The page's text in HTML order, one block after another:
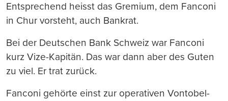
Entsprechend heisst das Gremium, dem Fanconi
in Chur vorsteht, auch Bankrat.
Bei der Deutschen Bank Schweiz war Fanconi
kurz Vize-Kapitän. Das war dann aber des Guten
zu viel. Er trat zurück.
Fanconi gehörte einst zur operativen Vontobel-